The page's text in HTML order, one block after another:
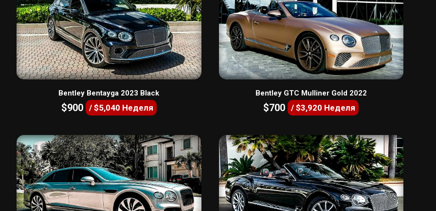
Bentley Bentayga 2023 Black
$900 / $5,040 Неделя
Bentley GTC Mulliner Gold 2022
$700 / $3,920 Неделя